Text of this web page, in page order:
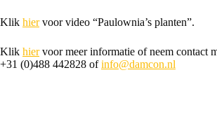
Klik hiervoor video “Paulownia’s planten”.
Klik hiervoor meer informatie of neem contact
+31 (0)488 442828 ofinfo@damcon.nl